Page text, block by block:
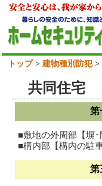
トップ> 建物種別防犯>
共同住宅
第
■敷地の外周部【塀･
■構内部【構内の駐車
第